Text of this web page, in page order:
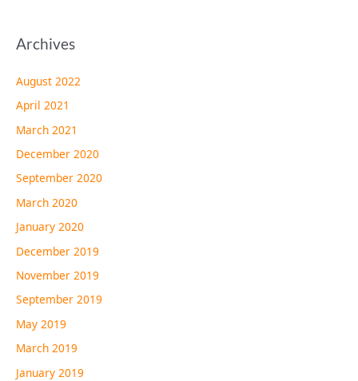
Archives
August 2022
April 2021
March 2021
December 2020
September 2020
March 2020
January 2020
December 2019
November 2019
September 2019
May 2019
March 2019
January 2019